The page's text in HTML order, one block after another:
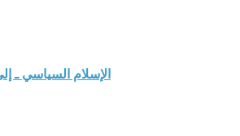
الإسلام السياسي